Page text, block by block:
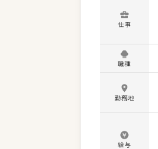
仕事
職種
勤務地
給与